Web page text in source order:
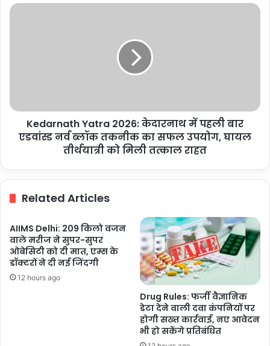
जरूरत,
Kedarnath
नर्व
तकनीक
तीर्थयात्री
मिली
तत्काल
राहत
Kedarnath Yatra 2026: केदारनाथ में पहली बार
एडवांस्ड नर्व ब्लॉक तकनीक का सफल उपयोग, घायल
तीर्थयात्री को मिली तत्काल राहत
Related Articles
AIIMS Delhi: 209 किलो वजन
वाले मरीज ने सुपर-सुपर
ओबेसिटी को दी मात, एम्स के
डॉक्टरों ने दी नई जिंदगी
12 hours ago
Drug Rules: फर्जी वैज्ञानिक
डेटा देने वाली दवा कंपनियों पर
होगी सख्त कार्रवाई, नए आवेदन
भी हो सकेंगे प्रतिबंधित